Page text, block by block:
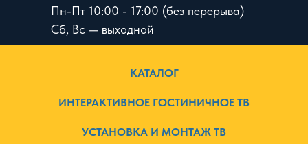
Пн-Пт 10:00 - 17:00 (без перерыва)
Сб, Вс — выходной
КАТАЛОГ
ИНТЕРАКТИВНОЕ ГОСТИНИЧНОЕ ТВ
УСТАНОВКА И МОНТАЖ ТВ